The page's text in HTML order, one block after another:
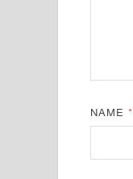
NAME*